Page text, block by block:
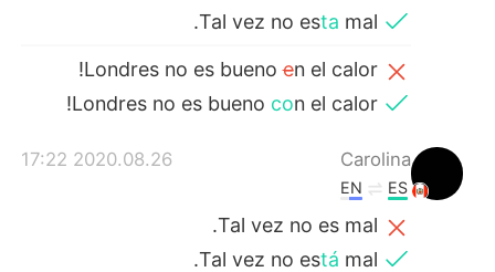
Tal vez no esta mal.
Londres no es buenoen el calor!
Londres no es bueno con el calor!
Carolina
2020.08.26 17:22
ES
EN
Tal vez no es mal.
Tal vez no está mal.